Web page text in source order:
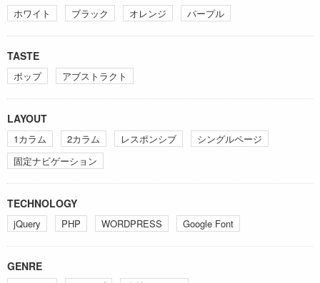
ホワイト ブラック オレンジ パープル
TASTE
ポップ アブストラクト
LAYOUT
1カラム 2カラム レスポンシブ
シングルページ
固定ナビゲーション
TECHNOLOGY
jQuery PHP WORDPRESS Google Font
GENRE